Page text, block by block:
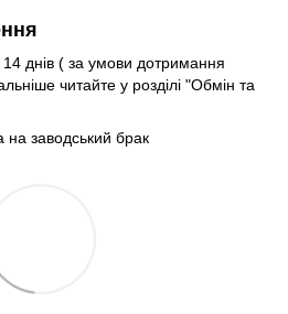
днів ( за умови дотримання
читайте у розділі "Обмін та
на заводський брак